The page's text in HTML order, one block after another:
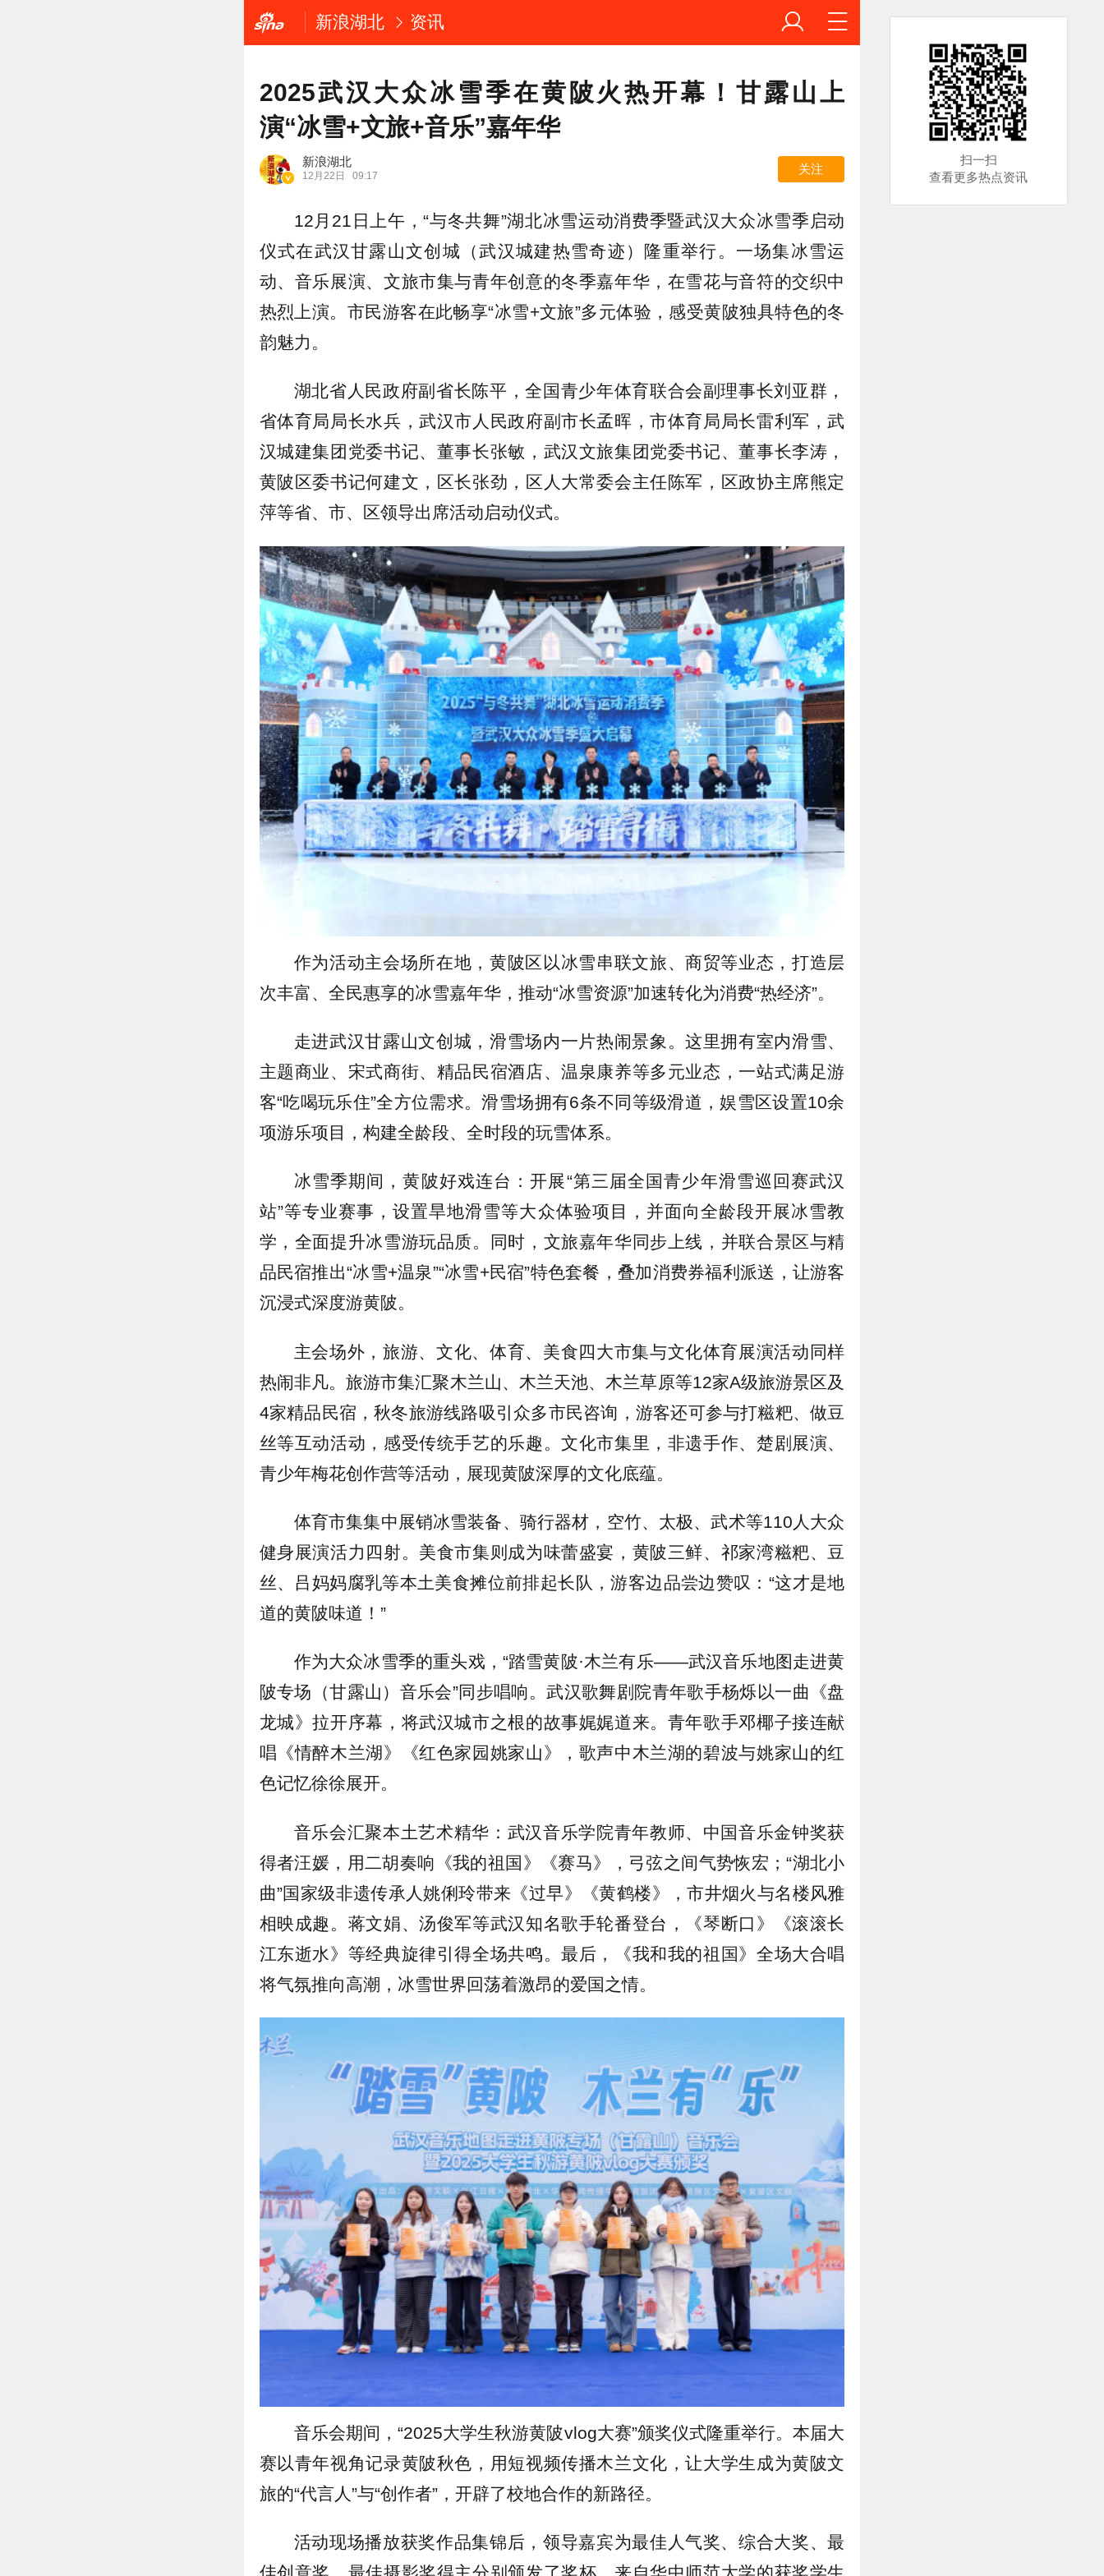
新浪湖北 资讯
2025武汉大众冰雪季在黄陂火热开幕！甘露山上
演“冰雪+文旅+音乐”嘉年华
新浪湖北
12月22日 09:17
关注
12月21日上午，“与冬共舞”湖北冰雪运动消费季暨武汉大众冰雪季启动
仪式在武汉甘露山文创城（武汉城建热雪奇迹）隆重举行。一场集冰雪运
动、音乐展演、文旅市集与青年创意的冬季嘉年华，在雪花与音符的交织中
热烈上演。市民游客在此畅享“冰雪+文旅”多元体验，感受黄陂独具特色的冬
韵魅力。
湖北省人民政府副省长陈平，全国青少年体育联合会副理事长刘亚群，
省体育局局长水兵，武汉市人民政府副市长孟晖，市体育局局长雷利军，武
汉城建集团党委书记、董事长张敏，武汉文旅集团党委书记、董事长李涛，
黄陂区委书记何建文，区长张劲，区人大常委会主任陈军，区政协主席熊定
萍等省、市、区领导出席活动启动仪式。
作为活动主会场所在地，黄陂区以冰雪串联文旅、商贸等业态，打造层
次丰富、全民惠享的冰雪嘉年华，推动“冰雪资源”加速转化为消费“热经济”。
走进武汉甘露山文创城，滑雪场内一片热闹景象。这里拥有室内滑雪、
主题商业、宋式商街、精品民宿酒店、温泉康养等多元业态，一站式满足游
客“吃喝玩乐住”全方位需求。滑雪场拥有6条不同等级滑道，娱雪区设置10余
项游乐项目，构建全龄段、全时段的玩雪体系。
冰雪季期间，黄陂好戏连台：开展“第三届全国青少年滑雪巡回赛武汉
站”等专业赛事，设置旱地滑雪等大众体验项目，并面向全龄段开展冰雪教
学，全面提升冰雪游玩品质。同时，文旅嘉年华同步上线，并联合景区与精
品民宿推出“冰雪+温泉”“冰雪+民宿”特色套餐，叠加消费券福利派送，让游客
沉浸式深度游黄陂。
主会场外，旅游、文化、体育、美食四大市集与文化体育展演活动同样
热闹非凡。旅游市集汇聚木兰山、木兰天池、木兰草原等12家A级旅游景区及
4家精品民宿，秋冬旅游线路吸引众多市民咨询，游客还可参与打糍粑、做豆
丝等互动活动，感受传统手艺的乐趣。文化市集里，非遗手作、楚剧展演、
青少年梅花创作营等活动，展现黄陂深厚的文化底蕴。
体育市集集中展销冰雪装备、骑行器材，空竹、太极、武术等110人大众
健身展演活力四射。美食市集则成为味蕾盛宴，黄陂三鲜、祁家湾糍粑、豆
丝、吕妈妈腐乳等本土美食摊位前排起长队，游客边品尝边赞叹：“这才是地
道的黄陂味道！”
作为大众冰雪季的重头戏，“踏雪黄陂·木兰有乐——武汉音乐地图走进黄
陂专场（甘露山）音乐会”同步唱响。武汉歌舞剧院青年歌手杨烁以一曲《盘
龙城》拉开序幕，将武汉城市之根的故事娓娓道来。青年歌手邓椰子接连献
唱《情醉木兰湖》《红色家园姚家山》，歌声中木兰湖的碧波与姚家山的红
色记忆徐徐展开。
音乐会汇聚本土艺术精华：武汉音乐学院青年教师、中国音乐金钟奖获
得者汪媛，用二胡奏响《我的祖国》《赛马》，弓弦之间气势恢宏；“湖北小
曲”国家级非遗传承人姚俐玲带来《过早》《黄鹤楼》，市井烟火与名楼风雅
相映成趣。蒋文娟、汤俊军等武汉知名歌手轮番登台，《琴断口》《滚滚长
江东逝水》等经典旋律引得全场共鸣。最后，《我和我的祖国》全场大合唱
将气氛推向高潮，冰雪世界回荡着激昂的爱国之情。
音乐会期间，“2025大学生秋游黄陂vlog大赛”颁奖仪式隆重举行。本届大
赛以青年视角记录黄陂秋色，用短视频传播木兰文化，让大学生成为黄陂文
旅的“代言人”与“创作者”，开辟了校地合作的新路径。
活动现场播放获奖作品集锦后，领导嘉宾为最佳人气奖、综合大奖、最
扫一扫
查看更多热点资讯